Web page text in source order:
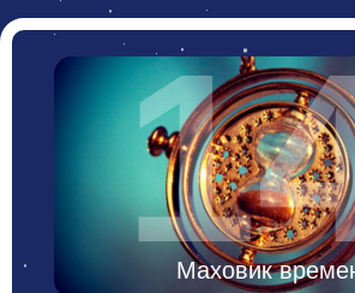
Маховик